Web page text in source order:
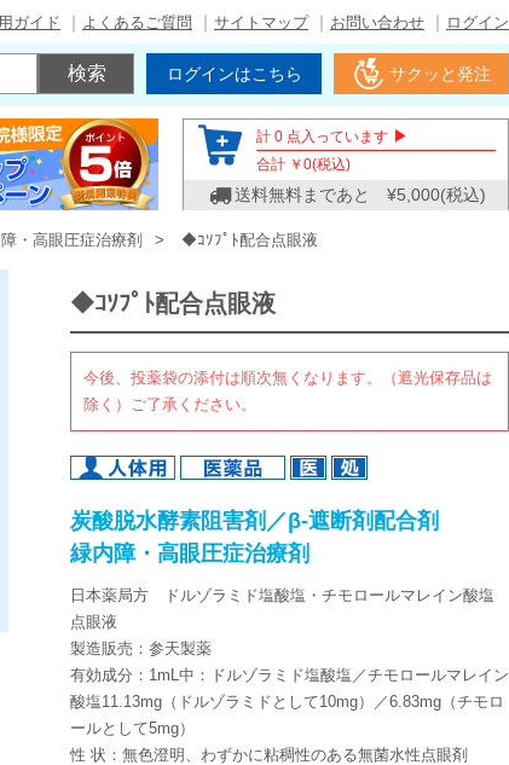
ガイド よくあるご質問 サイトマップ お問い合わせ ログイン
ログインはこちら サクッと発注
計 0 点入っています ▶
合計 ￥ 0(税込)
送料無料まであと ¥5,000(税込)
・高眼圧症治療剤 ◆ｺｿﾌﾟﾄ配合点眼液
◆ｺｿﾌﾟﾄ配合点眼液
今後、投薬袋の添付は順次無くなります。（遮光保存品は
除く）ご了承ください。
炭酸脱水酵素阻害剤／β-遮断剤配合剤
緑内障・高眼圧症治療剤
日本薬局方 ドルゾラミド塩酸塩・チモロールマレイン酸塩
点眼液
製造販売：参天製薬
有効成分：1mL中：ドルゾラミド塩酸塩／チモロールマレイン
酸塩11.13mg（ドルゾラミドとして10mg）／6.83mg（チモロ
ールとして5mg）
性 状：無色澄明、わずかに粘稠性のある無菌水性点眼剤